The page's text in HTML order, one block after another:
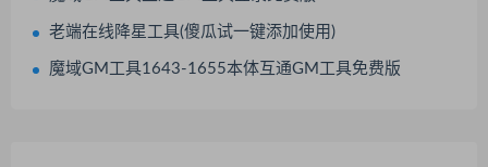
老端在线降星工具(傻瓜试一键添加使用)
魔域GM工具1643-1655本体互通GM工具免费版